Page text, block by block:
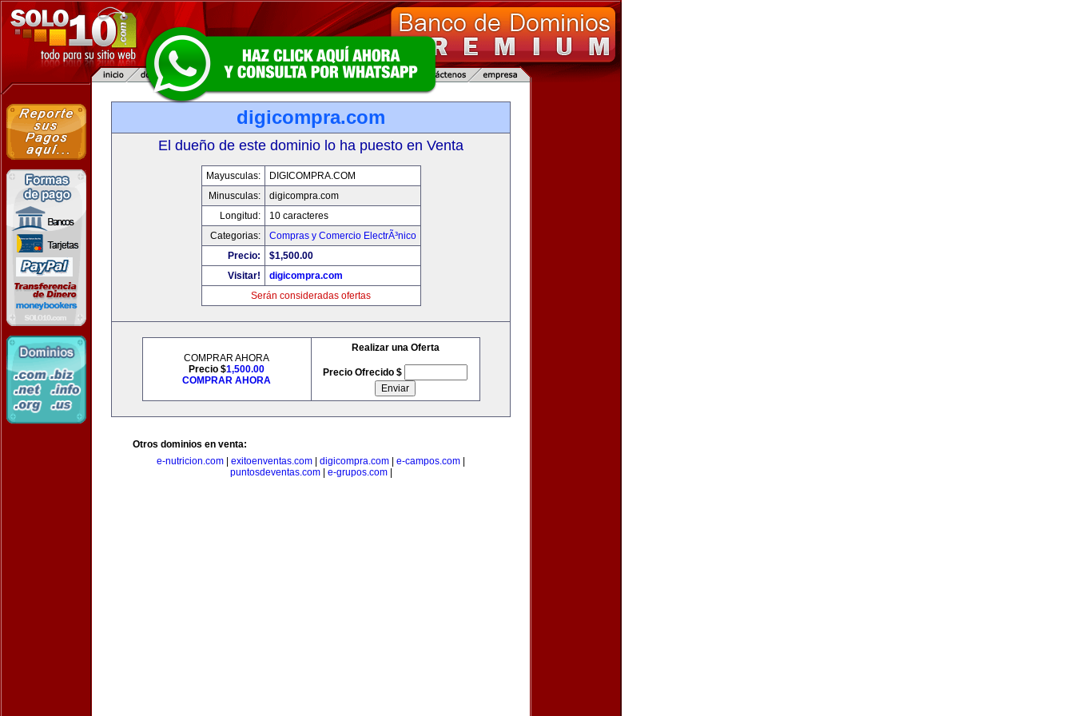
digicompra.com
El dueño de este dominio lo ha puesto en Venta
Mayusculas:
DIGICOMPRA.COM
Minusculas:
digicompra.com
Longitud:
10 caracteres
Categorias:
Compras y Comercio ElectrÃ³nico
Precio:
$1,500.00
Visitar!
digicompra.com
Serán consideradas ofertas
COMPRAR AHORA
Precio $1,500.00
COMPRAR AHORA
Realizar una Oferta
Precio Ofrecido $
Otros dominios en venta:
e-nutricion.com
exitoenventas.com digicompra.com e-campos.com
puntosdeventas.com| e-grupos.com|